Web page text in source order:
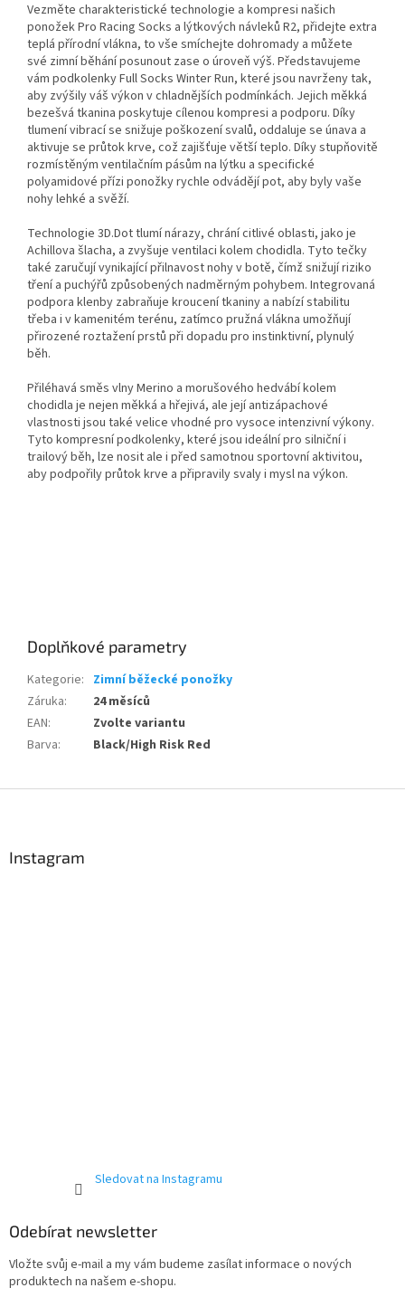
Vezměte charakteristické technologie a kompresi našich
ponožek Pro Racing Socks a lýtkových návleků R2, přidejte extra
teplá přírodní vlákna, to vše smíchejte dohromady a můžete
své zimní běhání posunout zase o úroveň výš. Představujeme
vám podkolenky Full Socks Winter Run, které jsou navrženy tak,
aby zvýšily váš výkon v chladnějších podmínkách. Jejich měkká
bezešvá tkanina poskytuje cílenou kompresi a podporu. Díky
tlumení vibrací se snižuje poškození svalů, oddaluje se únava a
aktivuje se průtok krve, což zajišťuje větší teplo. Díky stupňovitě
rozmístěným ventilačním pásům na lýtku a specifické
polyamidové přízi ponožky rychle odvádějí pot, aby byly vaše
nohy lehké a svěží.
Technologie 3D.Dot tlumí nárazy, chrání citlivé oblasti, jako je
Achillova šlacha, a zvyšuje ventilaci kolem chodidla. Tyto tečky
také zaručují vynikající přilnavost nohy v botě, čímž snižují riziko
tření a puchýřů způsobených nadměrným pohybem. Integrovaná
podpora klenby zabraňuje kroucení tkaniny a nabízí stabilitu
třeba i v kamenitém terénu, zatímco pružná vlákna umožňují
přirozené roztažení prstů při dopadu pro instinktivní, plynulý
běh.
Přiléhavá směs vlny Merino a morušového hedvábí kolem
chodidla je nejen měkká a hřejivá, ale její antizápachové
vlastnosti jsou také velice vhodné pro vysoce intenzivní výkony.
Tyto kompresní podkolenky, které jsou ideální pro silniční i
trailový běh, lze nosit ale i před samotnou sportovní aktivitou,
aby podpořily průtok krve a připravily svaly i mysl na výkon.
Doplňkové parametry
Kategorie: Zimní běžecké ponožky
Záruka:
24 měsíců
EAN:
Zvolte variantu
Barva: Black/High Risk Red
Instagram
Sledovat na Instagramu
Odebírat newsletter
Vložte svůj e-mail a my vám budeme zasílat informace o nových
produktech na našem e-shopu.